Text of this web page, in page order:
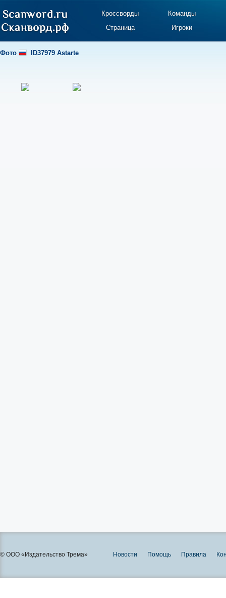
Кроссворды
Команды
Страница
Игроки
Фото ID37979 Astarte
© ООО «Издательство Трема» Новости Помощь Правила